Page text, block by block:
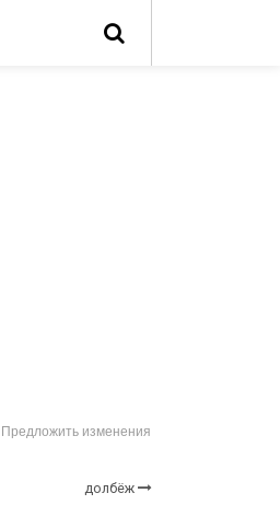
Предложить изменения
долбёж